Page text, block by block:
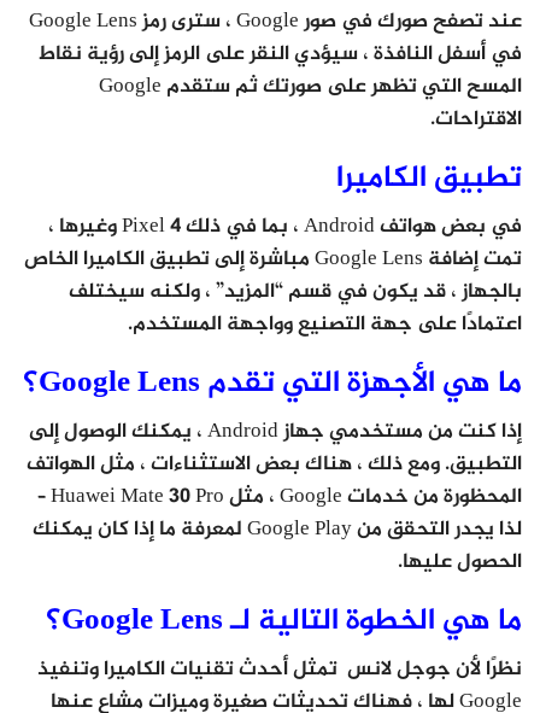
عند تصفح صورك في صور Google ، سترى رمز Google Lens
في أسفل النافذة ، سيؤدي النقر على الرمز إلى رؤية نقاط
المسح التي تظهر على صورتك ثم ستقدم Google
الاقتراحات.
تطبيق الكاميرا
في بعض هواتف Android ، بما في ذلك Pixel 4 وغيرها ،
تمت إضافة Google Lens مباشرة إلى تطبيق الكاميرا الخاص
بالجهاز ، قد يكون في قسم “المزيد” ، ولكنه سيختلف
اعتمادًا على جهة التصنيع وواجهة المستخدم.
ما هي الأجهزة التي تقدم Google Lens؟
إذا كنت من مستخدمي جهاز Android ، يمكنك الوصول إلى
التطبيق. ومع ذلك ، هناك بعض الاستثناءات ، مثل الهواتف
المحظورة من خدمات Google ، مثل Huawei Mate 30 Pro –
لذا يجدر التحقق من Google Play لمعرفة ما إذا كان يمكنك
الحصول عليها.
ما هي الخطوة التالية لـ Google Lens؟
نظرًا لأن جوجل لانس تمثل أحدث تقنيات الكاميرا وتنفيذ
Google لها ، فهناك تحديثات صغيرة وميزات مشاع عنها